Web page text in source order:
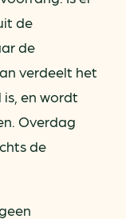
de
de
verdeelt het
en wordt
Overdag
de